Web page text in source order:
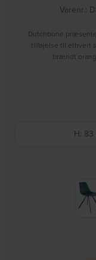
Varenr.:
Dutchbone
tilføjelse til ethvert
brændt
H: 83